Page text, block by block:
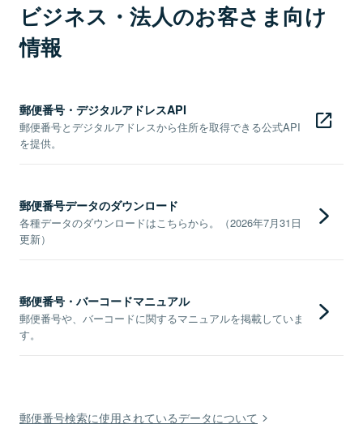
ビジネス・法人のお客さま向け
情報
郵便番号・デジタルアドレスAPI
郵便番号とデジタルアドレスから住所を取得できる公式API
を提供。
郵便番号データのダウンロード
各種データのダウンロードはこちらから。（2026年7月31日
更新）
郵便番号・バーコードマニュアル
郵便番号や、バーコードに関するマニュアルを掲載していま
す。
郵便番号検索に使用されているデータについて